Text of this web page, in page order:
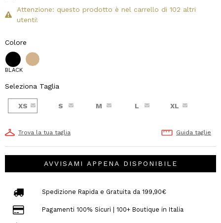
Attenzione: questo prodotto è nel carrello di 102 altri
utenti!
Colore
BLACK
Seleziona Taglia
XS S M L XL
Trova la tua taglia Guida taglie
AVVISAMI APPENA DISPONIBILE
Spedizione Rapida e Gratuita da 199,90€
Pagamenti 100% Sicuri | 100+ Boutique in Italia